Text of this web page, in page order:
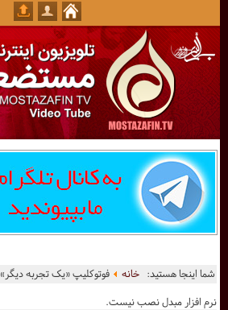
شما اینجا هستید:خانه
فوتوکلیپ «یک تجربه دیگر»
نرم افزار مبدل نصب نیست.